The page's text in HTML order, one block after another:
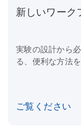
新しいワーク
実験の設計から
る、便利な方法
ご覧ください